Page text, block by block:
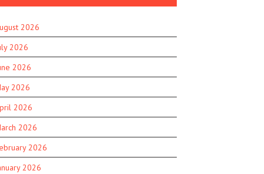
2026
2026
2026
2026
2026
2026
2026
2026